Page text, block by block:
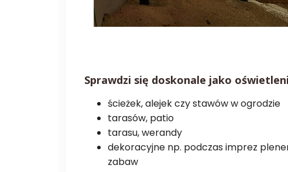
Sprawdzi się doskonale jako
ścieżek, alejek czy stawów w ogrodzie
tarasów, patio
tarasu, werandy
dekoracyjne np. podczas imprez
zabaw